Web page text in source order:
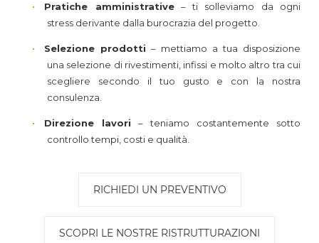
Pratiche amministrative– ti solleviamo da ogni
stress derivante dalla burocrazia del progetto.
Selezione prodotti – mettiamo a tua disposizione
una selezione di rivestimenti, infissi e molto altro tra cui
scegliere secondo il tuo gusto e con la nostra
consulenza.
Direzione lavori – teniamo costantemente sotto
controllo tempi, costi e qualità.
RICHIEDI UN PREVENTIVO
SCOPRI LE NOSTRE RISTRUTTURAZIONI